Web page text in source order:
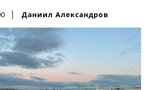
Даниил Александров